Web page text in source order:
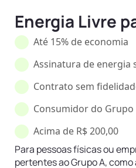
Energia Livre
Até 15% de economia
Assinatura de energia
Contrato sem
Consumidor do Grupo
Acima de R$ 200,00
Para pessoas físicas ou
pertentes ao Grupo A,